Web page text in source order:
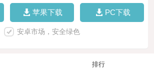
苹果下载 PC下载
安卓市场，安全绿色
排行